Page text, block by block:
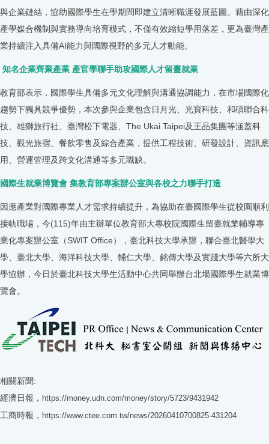
與企業鏈結，協助國際學生在學期間即建立清晰職涯發展藍圖。藉由深化
產學媒合機制與實務導向培育模式，不僅有效縮短學用落差，更為臺灣產
業持續注入具備AI能力與國際視野的多元人才動能。
知名企業齊聚產業 產官學聯手助攻國際人才留臺就業
教育部表示，國際學生具備多元文化理解與溝通協調能力，在市場國際化
趨勢下獨具競爭優勢，本次參與企業包含日月光、光寶科技、和碩聯合科
技、雄獅旅行社、臺灣松下電器、The Ukai Taipei及王品集團等涵蓋科
技、觀光旅宿、餐飲零售及綜合產業，提供工程技術、研發設計、資訊應
用、營運管理及跨文化溝通等多元職缺。
國際生就業博覽會 集教育部專案辦公室與各校之力聯手打造
因應產業對國際專業人才需求持續提升，為協助在臺國際學生從校園順利
接軌職場，今(115)年由主辦單位教育部大專校院國際生留臺就業輔導專
業化專案辦公室（SWIT Office），臺北科技大學承辦，聯合臺北醫學大
學、臺北大學、海洋科技大學、輔仁大學、銘傳大學及實踐大學等六所大
學協辦，今日於臺北科技大學生活動中心共同舉辦台北場國際學生就業博
覽會。
相關新聞:
經濟日報， https://money.udn.com/money/story/5723/9431942
工商時報， https://www.ctee.com.tw/news/20260410700825-431204